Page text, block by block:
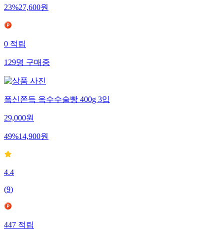
23%27,600원
0적립
129명구매중
폭신쫀득 옥수수술빵 400g 3입
29,000원
49%14,900원
4.4
(9)
447적립